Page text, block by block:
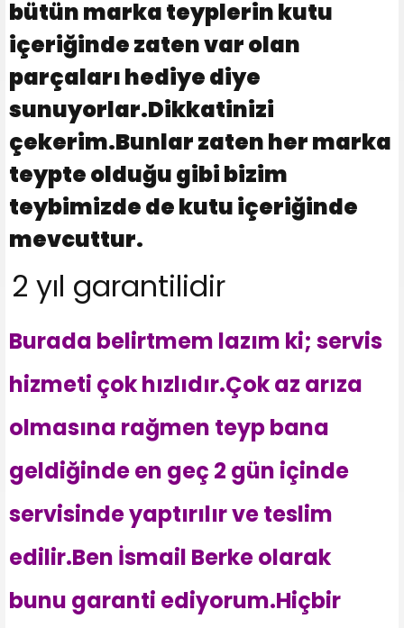
bütün marka teyplerin kutu
içeriğinde zaten var olan
parçaları hediye diye
sunuyorlar.Dikkatinizi
çekerim.Bunlar zaten her marka
teypte olduğu gibi bizim
teybimizde de kutu içeriğinde
mevcuttur.
2 yıl garantilidir
Burada belirtmem lazım ki; servis
hizmeti çok hızlıdır.Çok az arıza
olmasına rağmen teyp bana
geldiğinde en geç 2 gün içinde
servisinde yaptırılır ve teslim
edilir.Ben İsmail Berke olarak
bunu garanti ediyorum.Hiçbir